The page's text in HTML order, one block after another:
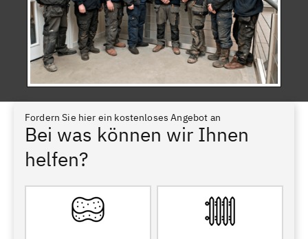
Fordern Sie hier ein kostenloses Angebot an
Bei was können wir Ihnen
helfen?